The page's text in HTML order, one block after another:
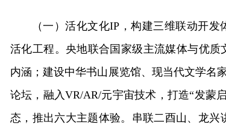
（一）活化文化IP，构建三维联动开
活化工程。央地联合国家级主流媒体与优
内涵；建设中华书山展览馆、现当代文学名
论坛，融入VR/AR/元宇宙技术，打造“发蒙
态，推出六大主题体验。串联二酉山、龙